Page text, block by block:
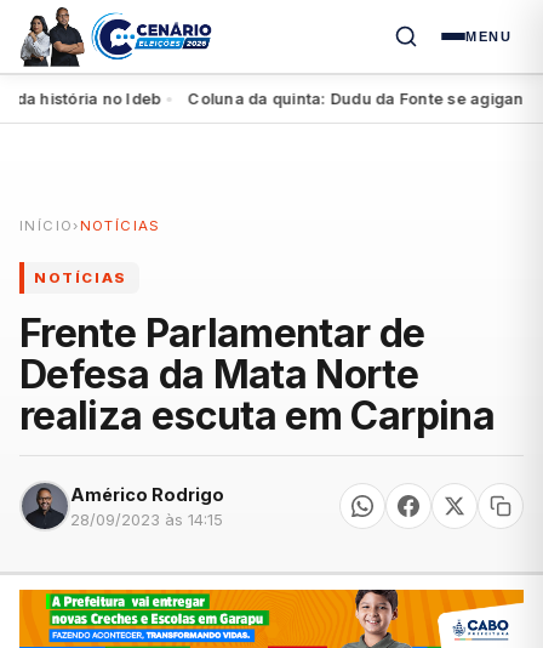
MENU
no Ideb ● Coluna da quinta: Dudu da Fonte se agiganta na
INÍCIO › NOTÍCIAS
NOTÍCIAS
Frente Parlamentar de
Defesa da Mata Norte
realiza escuta em Carpina
Américo Rodrigo
28/09/2023 às 14:15